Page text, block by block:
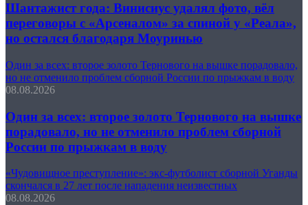
Шантажист года: Винисиус удалял фото, вёл
переговоры с «Арсеналом» за спиной у «Реала»,
но остался благодаря Моуринью
Один за всех: второе золото Тернового на вышке порадовало,
но не отменило проблем сборной России по прыжкам в воду
08.08.2026
Один за всех: второе золото Тернового на вышке
порадовало, но не отменило проблем сборной
России по прыжкам в воду
«Чудовищное преступление»: экс-футболист сборной Уганды
скончался в 27 лет после нападения неизвестных
08.08.2026